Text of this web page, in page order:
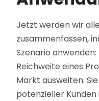
Jetzt werden wir
zusammenfassen,
Szenario
Reichweite eines
Markt ausweiten.
potenzieller